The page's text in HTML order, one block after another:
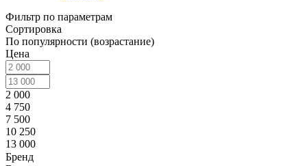
Фильтр по параметрам
Сортировка
По популярности (возрастание)
Цена
2 000
4 750
7 500
10 250
13 000
Бренд